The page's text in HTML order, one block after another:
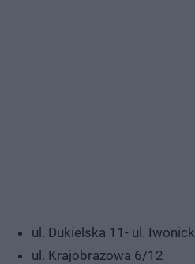
ul. Dukielska 11- ul.
ul. Krajobrazowa 6/12